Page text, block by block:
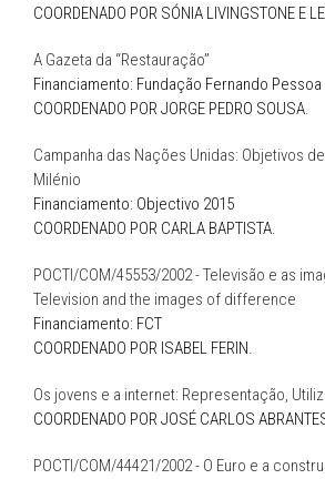
COORDENADO POR SÓNIA LIVINGSTONE E
A Gazeta da “Restauração”
Financiamento: Fundação Fernando Pessoa
COORDENADO POR JORGE PEDRO SOUSA.
Campanha das Nações Unidas: Objetivos
Milénio
Financiamento: Objectivo 2015
COORDENADO POR CARLA BAPTISTA.
POCTI/COM/45553/2002 - Televisão e as
Television and the images of difference
Financiamento: FCT
COORDENADO POR ISABEL FERIN.
Os jovens e a internet: Representação,
COORDENADO POR JOSÉ CARLOS
POCTI/COM/44421/2002 - O Euro e a